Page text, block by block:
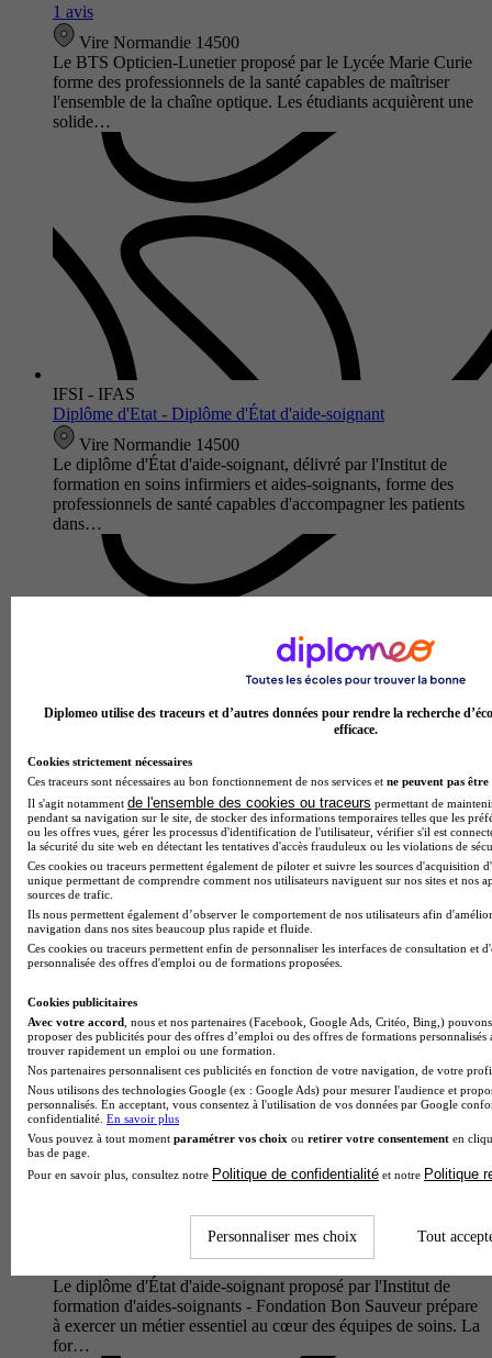
1 avis
Vire Normandie 14500
Le BTS Opticien-Lunetier proposé par le Lycée Marie Curie
forme des professionnels de la santé capables de maîtriser
l'ensemble de la chaîne optique. Les étudiants acquièrent une
solide…
IFSI - IFAS
Diplôme d'Etat - Diplôme d'État d'aide-soignant
Vire Normandie 14500
Le diplôme d'État d'aide-soignant, délivré par l'Institut de
formation en soins infirmiers et aides-soignants, forme des
professionnels de santé capables d'accompagner les patients
dans…
IFAS
Diplôme d'Etat - Diplôme d'État d'aide-soignant
Bayeux 14400
Le diplôme d'État d'aide-soignant délivré par l'Institut de
formation d'aides-soignants forme des professionnels de santé
capables d'accompagner les patients dans les actes essentiels
de…
Diplôme d'Etat - Diplôme d'État d'aide-soignant
Le diplôme d'État d'aide-soignant proposé par l'Institut de
formation d'aides-soignants - Fondation Bon Sauveur prépare
à exercer un métier essentiel au cœur des équipes de soins. La
for…
Diplomeo utilise des traceurs et d’autres données pour rendre la recherche
efficace.
Cookies strictement nécessaires
Ces traceurs sont nécessaires au bon fonctionnement de nos services et ne peuvent pas être
Il s'agit notamment de l'ensemble des cookies ou traceurs permettant de
pendant sa navigation sur le site, de stocker des informations temporaires telles que les
ou les offres vues, gérer les processus d'identification de l'utilisateur, vérifier s'il est
la sécurité du site web en détectant les tentatives d'accès frauduleux ou les violations de
Ces cookies ou traceurs permettent également de piloter et suivre les sources d'acquisition
unique permettant de comprendre comment nos utilisateurs naviguent sur nos sites et nos
sources de trafic.
Ils nous permettent également d’observer le comportement de nos utilisateurs afin
navigation dans nos sites beaucoup plus rapide et fluide.
Ces cookies ou traceurs permettent enfin de personnaliser les interfaces de consultation et
personnalisée des offres d'emploi ou de formations proposées.
Cookies publicitaires
Avec votre accord , nous et nos partenaires (Facebook, Google Ads, Critéo, Bing,)
proposer des publicités pour des offres d’emploi ou des offres de formations
trouver rapidement un emploi ou une formation.
Nos partenaires personnalisent ces publicités en fonction de votre navigation, de votre
Nous utilisons des technologies Google (ex : Google Ads) pour mesurer l'audience et
personnalisés. En acceptant, vous consentez à l'utilisation de vos données par Google
confidentialité. En savoir plus
Vous pouvez à tout moment paramétrer vos choix ou retirer votre consentement en
bas de page.
Pour en savoir plus, consultez notre Politique de confidentialité et notre Politique
Personnaliser mes choix Tout